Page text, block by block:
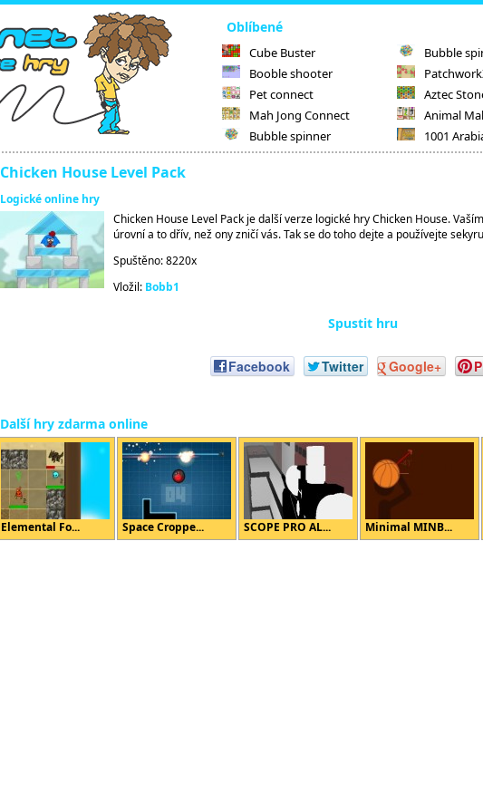
Oblíbené
Cube Buster
Booble shooter
Pet connect
Mah Jong Connect
Bubble spinner
Bubble
Aztec
Animal
1001
Chicken House Level Pack
Logické online hry
Chicken House Level Pack je další verze logické hry Chicken House.
úrovní a to dřív, než ony zničí vás. Tak se do toho dejte a používejte
Spuštěno: 8220x
Vložil: Bobb1
Spustit hru
Facebook Twitter Google+
Další hry zdarma online
Elemental Fo... Space Croppe... SCOPE PRO AL... Minimal MINB...